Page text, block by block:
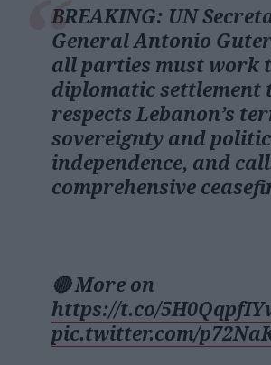
BREAKING: UN
General Antonio
all parties must work
diplomatic settlement
respects Lebanon’s
sovereignty and
independence, and
comprehensive
🔴 More on
https://t.co/
pic.twitter.com/